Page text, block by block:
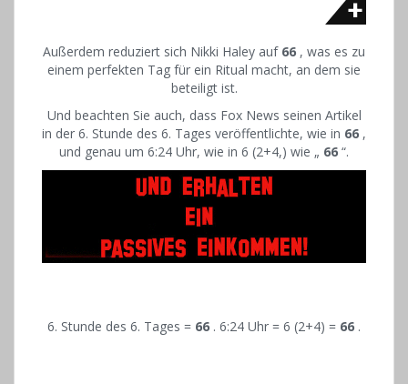
Außerdem reduziert sich Nikki Haley auf 66 , was es zu
einem perfekten Tag für ein Ritual macht, an dem sie
beteiligt ist.
Und beachten Sie auch, dass Fox News seinen Artikel
in der 6. Stunde des 6. Tages veröffentlichte, wie in 66 ,
und genau um 6:24 Uhr, wie in 6 (2+4,) wie „ 66 “.
6. Stunde des 6. Tages = 66 . 6:24 Uhr = 6 (2+4) = 66 .